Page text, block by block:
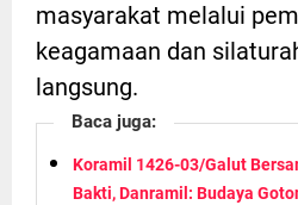
masyarakat melalui
keagamaan dan
langsung.
Baca juga:
Koramil 1426-03/Galut
Bakti, Danramil: Budaya